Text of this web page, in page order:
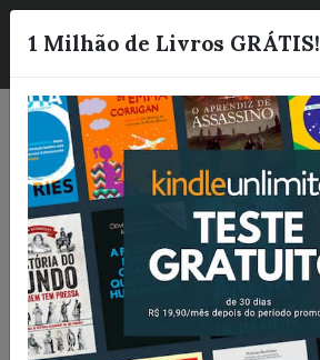
1 Milhão de Livros GRÁTIS!